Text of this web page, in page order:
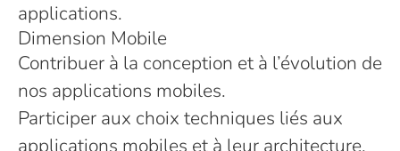
applications.
Dimension Mobile
Contribuer à la conception et à l’évolution de
nos applications mobiles.
Participer aux choix techniques liés aux
applications mobiles et à leur architecture.